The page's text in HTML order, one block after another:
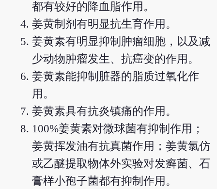
都有较好的降血脂作用。
姜黄制剂有明显抗生育作用。
姜黄素有明显抑制肿瘤细胞，以及减
少动物肿瘤发生、抗癌变的作用。
姜黄素能抑制脏器的脂质过氧化作
用。
姜黄素具有抗炎镇痛的作用。
100%姜黄素对微球菌有抑制作用；
姜黄挥发油有抗真菌作用；姜黄氯仿
或乙醚提取物体外实验对发癣菌、石
膏样小孢子菌都有抑制作用。